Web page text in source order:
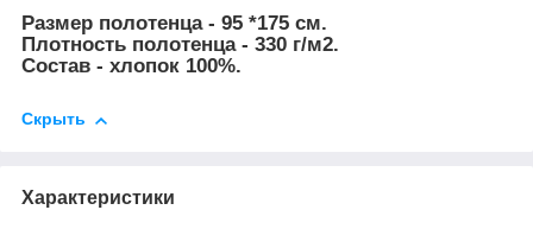
Размер полотенца - 95 *175 см.
Плотность полотенца - 330 г/м2.
Состав - хлопок 100%.
Скрыть
Характеристики